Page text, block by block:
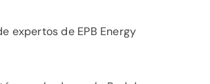
expertos de EPB Energy